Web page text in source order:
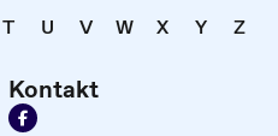
T U V W X Y
Z
Kontakt